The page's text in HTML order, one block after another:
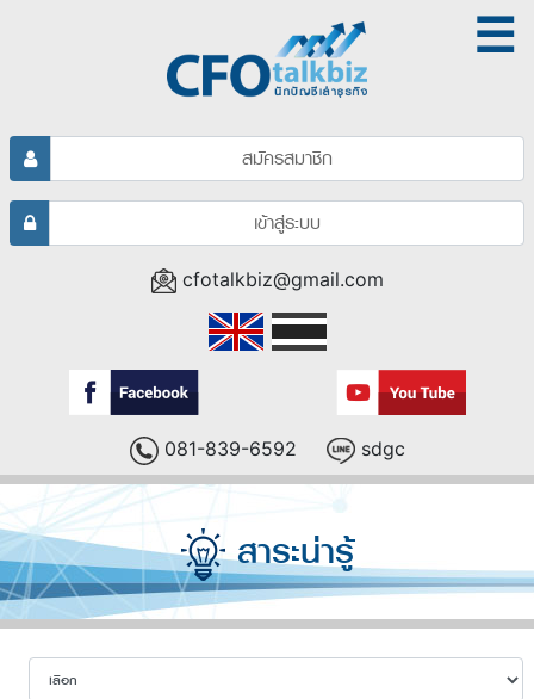
สมัครสมาชิก
เข้าสู่ระบบ
cfotalkbiz@gmail.com
☰
081-839-6592 sdgc
สาระน่ารู้